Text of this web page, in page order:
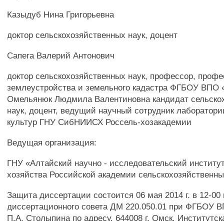
Казыдуб Нина Григорьевна
доктор сельскохозяйственных наук, доцент
Сапега Валерий Антонович
доктор сельскохозяйственных наук, профессор,
землеустройства и земельного кадастра ФГБОУ
Омельянюк Людмила Валентиновна кандидат
наук, доцент, ведущий научный сотрудник
культур ГНУ СибНИИСХ Россель-хозакадемии
Ведущая организация:
ГНУ «Алтайский научно - исследовательский
хозяйства Российской академии
Защита диссертации состоится 06 мая 2014 г. в 12-00
диссертационного совета ДМ 220.050.01 при
П.А. Столыпина по адресу. 644008 г. Омск,